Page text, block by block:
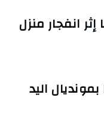
انفجار منزل
اليد